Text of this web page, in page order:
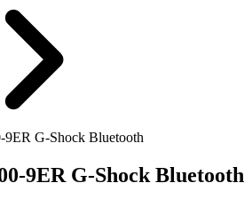
G-Shock Bluetooth
9ER G-Shock Bluetooth